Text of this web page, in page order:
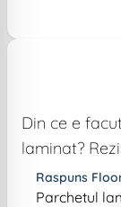
Din ce e
laminat?
Raspuns
Parchetul